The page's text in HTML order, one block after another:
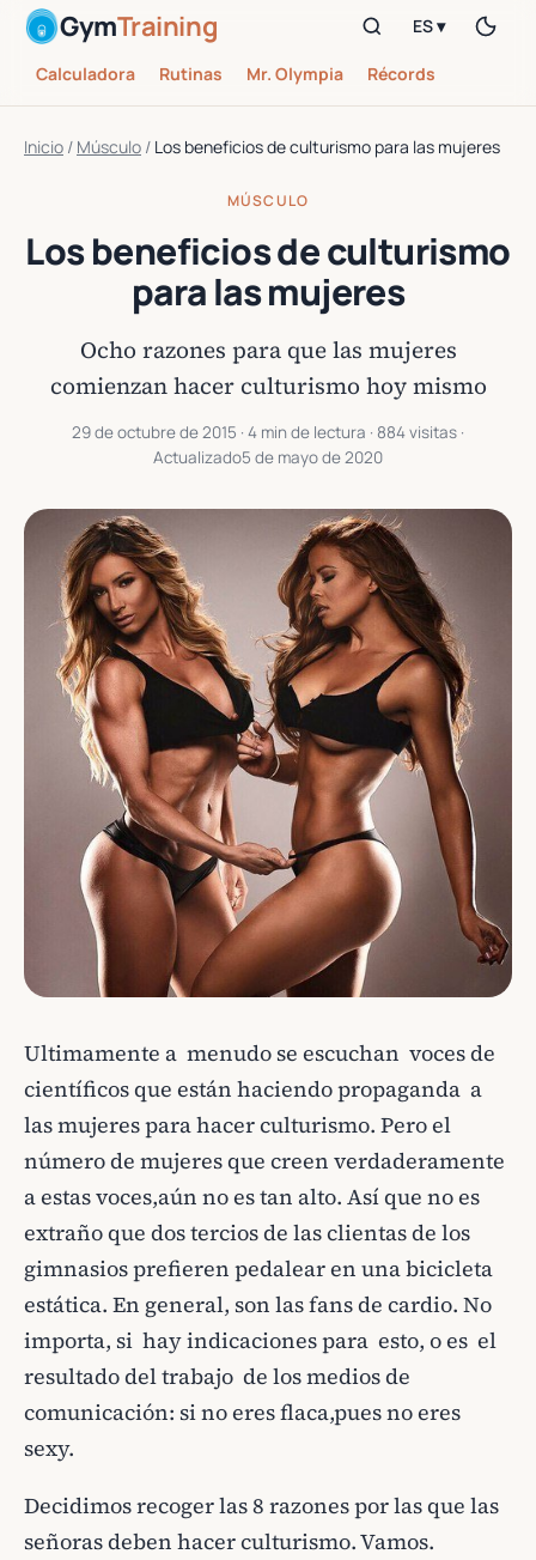
GymTraining
Calculadora Rutinas Mr. Olympia Récords
ES ▾
Inicio / Músculo / Los beneficios de culturismo para las mujeres
MÚSCULO
Los beneficios de culturismo
para las mujeres
Ocho razones para que las mujeres
comienzan hacer culturismo hoy mismo
29 de octubre de 2015 · 4 min de lectura · 884 visitas ·
Actualizado5 de mayo de 2020
Ultimamente a menudo se escuchan voces de
científicos que están haciendo propaganda a
las mujeres para hacer culturismo. Pero el
número de mujeres que creen verdaderamente
a estas voces,aún no es tan alto. Así que no es
extraño que dos tercios de las clientas de los
gimnasios prefieren pedalear en una bicicleta
estática. En general, son las fans de cardio. No
importa, si hay indicaciones para esto, o es el
resultado del trabajo de los medios de
comunicación: si no eres flaca,pues no eres
sexy.
Decidimos recoger las 8 razones por las que las
señoras deben hacer culturismo. Vamos.